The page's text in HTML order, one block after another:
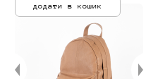
додати в кошик